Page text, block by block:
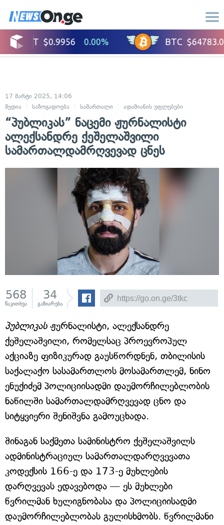
17 მარტი 2025, 14:06
მედია
საზოგადოება სამართალი ადამიანის უფლებები
“პუბლიკას” ნაცემი ჟურნალისტი
ალექსანდრე ქეშელაშვილი
სამართალდამრღვევად ცნეს
568
წაკითხვა
34
გაზიარება
პუბლიკასჟურნალისტი, ალექსანდრე
ქეშელაშვილი, რომელსაც პროევროპულ
აქციაზე ფიზიკურად გაუსწორდნენ, თბილისის
საქალაქო სასამართლოს მოსამართლემ, ნინო
ენუქიძემ პოლიციისადმი დაუმორჩილებლობის
ნაწილში სამართალდამრღვევად ცნო და
სიტყვიერი შენიშვნა გამოუცხადა.
შინაგან საქმეთა სამინისტრო ქეშელაშვილს
ადმინისტრაციულ სამართალდარღვევათა
კოდექსის 166-ე და 173-ე მუხლების
დარღვევას ედავებოდა — ეს მუხლები
წვრილმან ხულიგნობასა და პოლიციისადმი
დაუმორჩილებლობას გულისხმობს. წვრილმანი